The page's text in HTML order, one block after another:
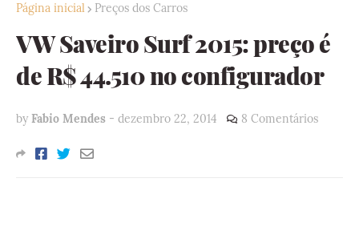
Página inicial Preços dos Carros
VW Saveiro Surf 2015: preço é
de R$ 44.510 no configurador
by Fabio Mendes - dezembro 22, 2014 8 Comentários